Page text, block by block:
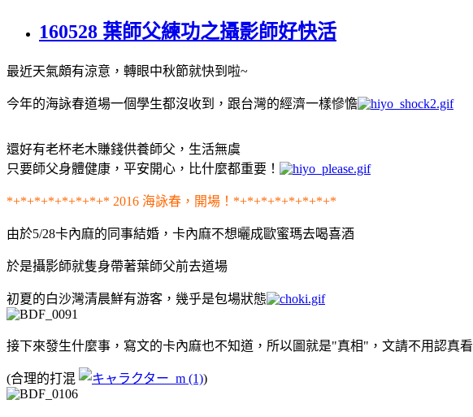
160528 葉師父練功之攝影師好快活
最近天氣頗有涼意，轉眼中秋節就快到啦~
今年的海詠春道場一個學生都沒收到，跟台灣的經濟一樣慘憺
還好有老杯老木賺錢供養師父，生活無虞
只要師父身體健康，平安開心，比什麼都重要！
*+*+*+*+*+*+*+* 2016 海詠春，開場！*+*+*+*+*+*+*+*
由於5/28卡內麻的同事結婚，卡內麻不想曬成歐蜜瑪去喝喜酒
於是攝影師就隻身帶著葉師父前去道場
初夏的白沙灣清晨鮮有游客，幾乎是包場狀態
接下來發生什麼事，寫文的卡內麻也不知道，所以圖就是"真相"，文請不用認真看
(合理的打混 )